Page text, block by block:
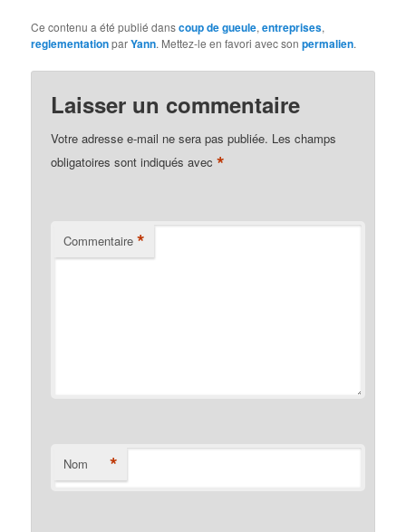
Ce contenu a été publié danscoup de gueule,entreprises,
reglementationparYann. Mettez-le en favori avec sonpermalien.
Laisser un commentaire
Votre adresse e-mail ne sera pas publiée. Les champs
obligatoires sont indiqués avec*
Commentaire *
Nom *